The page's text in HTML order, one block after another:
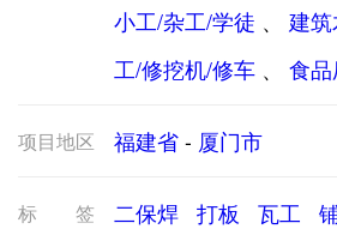
小工/杂工/学徒 、 建
工/修挖机/修车 、 食
项目地区 福建省 - 厦门市
标签 二保焊 打板 瓦工